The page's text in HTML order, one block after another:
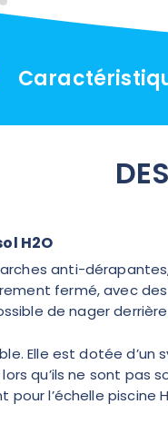
H2O
anti-dérapantes,
fermé, avec
de nager
Elle est dotée
qu’ils ne sont pas
l’échelle piscine